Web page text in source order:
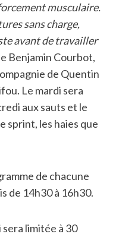
musculaire.
sans charge,
avant de travailler
Benjamin Courbot,
de Quentin
Le mardi sera
aux sauts et le
sprint, les haies que
de chacune
de 14h30 à 16h30.
limitée à 30